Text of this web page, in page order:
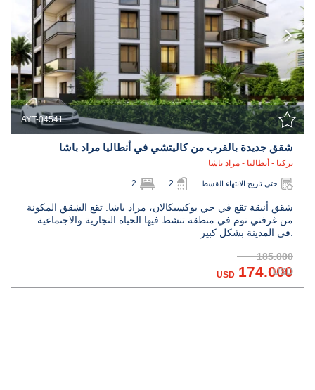
AYT-04541
شقق جديدة بالقرب من كاليتشي في أنطاليا مراد باشا
تركيا - أنطاليا - مراد باشا
2 2 حتى تاريخ الانتهاء القسط
شقق أنيقة تقع في حي يوكسيكالان، مراد باشا. تقع الشقق المكونة
من غرفتي نوم في منطقة تنشط فيها الحياة التجارية والاجتماعية
185.000
USD
174.000
USD